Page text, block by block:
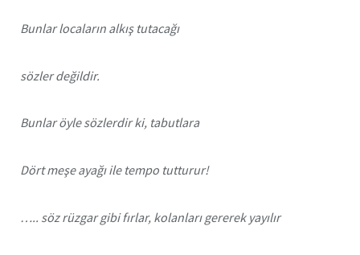
Bunlar locaların alkış tutacağı
sözler değildir.
Bunlar öyle sözlerdir ki, tabutlara
Dört meşe ayağı ile tempo tutturur!
….. söz rüzgar gibi fırlar, kolanları gererek yayılır